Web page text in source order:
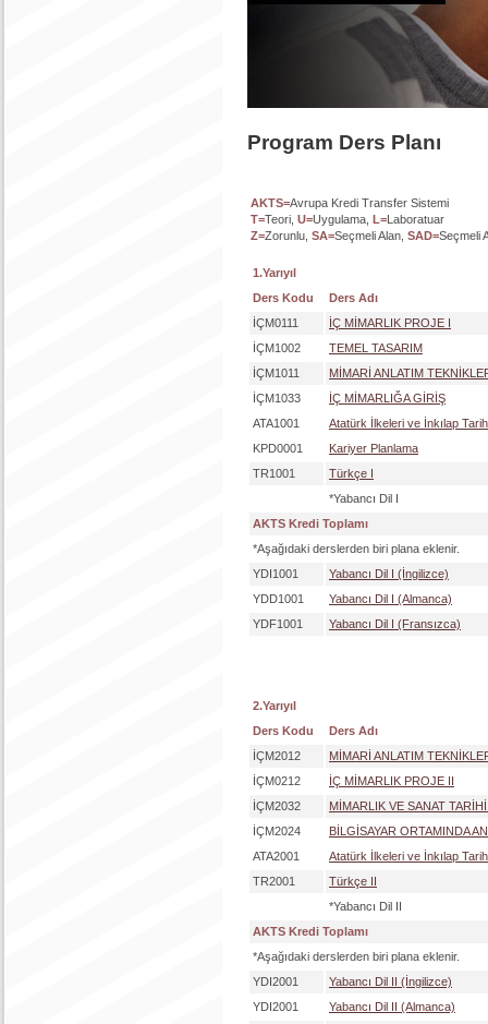
Program Ders Planı
AKTS=Avrupa Kredi Transfer Sistemi
T=Teori, U=Uygulama, L=Laboratuar
Z=Zorunlu, SA=Seçmeli Alan, SAD=Seçmeli
1.Yarıyıl
Ders Kodu
Ders Adı
İÇM0111
İÇ MİMARLIK PROJE I
İÇM1002
TEMEL TASARIM
İÇM1011
MİMARİ ANLATIM
İÇM1033
İÇ MİMARLIĞA GİRİŞ
ATA1001
Atatürk İlkeleri ve İnkılap
KPD0001
Kariyer Planlama
TR1001
Türkçe I
*Yabancı Dil I
AKTS Kredi Toplamı
*Aşağıdaki derslerden biri plana eklenir.
YDI1001
Yabancı Dil I (İngilizce)
YDD1001
Yabancı Dil I (Almanca)
YDF1001
Yabancı Dil I (Fransızca)
2.Yarıyıl
Ders Kodu
Ders Adı
İÇM2012
MİMARİ ANLATIM
İÇM0212
İÇ MİMARLIK PROJE II
İÇM2032
MİMARLIK VE SANAT
İÇM2024
BİLGİSAYAR ORTAMINDA
ATA2001
Atatürk İlkeleri ve İnkılap
TR2001
Türkçe II
*Yabancı Dil II
AKTS Kredi Toplamı
*Aşağıdaki derslerden biri plana eklenir.
YDI2001
Yabancı Dil II (İngilizce)
YDI2001
Yabancı Dil II (Almanca)